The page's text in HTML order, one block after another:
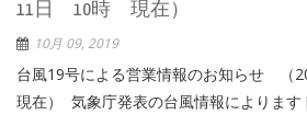
11日 10時 現在）
10月 09, 2019
台風19号による営業情報のお知らせ
現在） 気象庁発表の台風情報によりま